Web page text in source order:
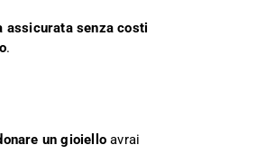
assicurata senza costi
.
un gioiello avrai